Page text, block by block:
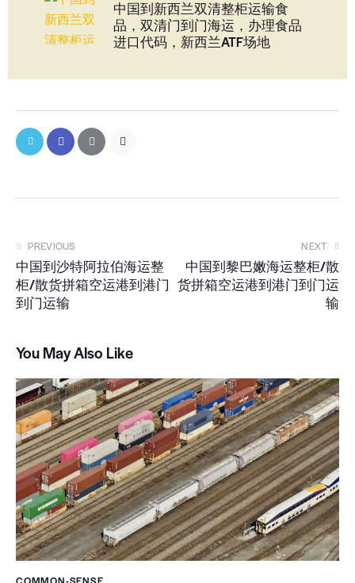
中国到新西兰双清整柜运输食
品，双清门到门海运，办理食品
进口代码，新西兰ATF场地
PREVIOUS
中国到沙特阿拉伯海运整
柜/散货拼箱空运港到港门
到门运输
NEXT
中国到黎巴嫩海运整柜/散
货拼箱空运港到港门到门运
输
You May Also Like